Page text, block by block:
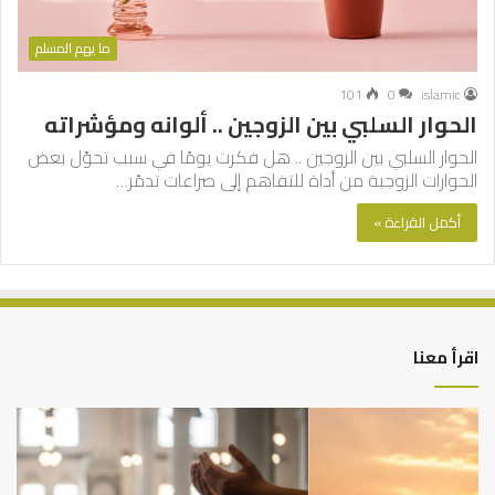
ما يهم المسلم
islamic
0
101
الحوار السلبي بين الزوجين .. ألوانه ومؤشراته
الحوار السلبي بين الزوجين .. هل فكرت يومًا في سبب تحوّل بعض
الحوارات الزوجية من أداة للتفاهم إلى صراعات تدمّر…
أكمل القراءة »
اقرأ معنا
أهم
أسباب
عدم
استجابة